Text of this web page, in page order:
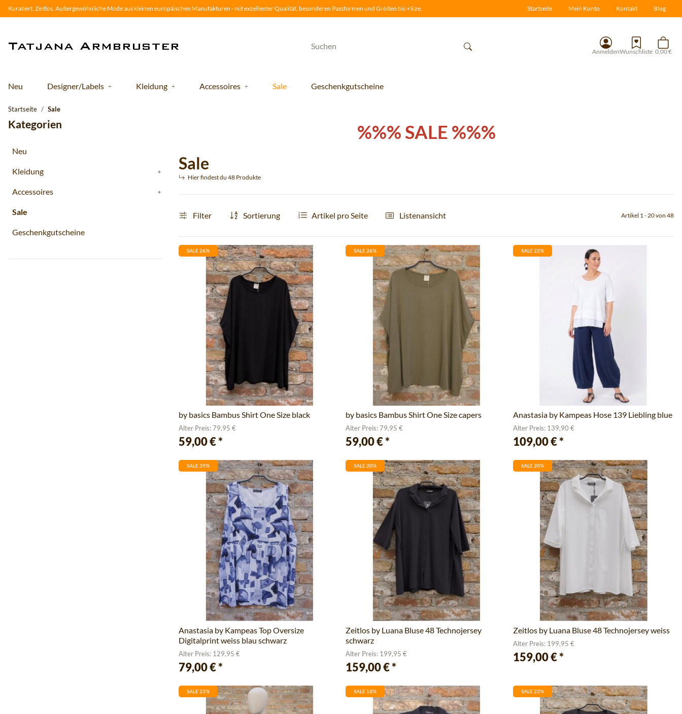
Kuratiert. Zeitlos. Außergewöhnliche Mode aus kleinen europäischen Manufakturen - mit exzellenter Qualität, besonderen Passformen und Größen bis +Size. Startseite Mein Konto Kontakt Blog
AnmeldenWunschliste 0,00 €
Neu Designer/Labels Kleidung Accessoires Sale Geschenkgutscheine
Startseite Sale
%%% SALE %%%
Sale
Hier findest du 48 Produkte
Filter Sortierung Artikel pro Seite Listenansicht Artikel 1 - 20 von 48
SALE 26%
by basics Bambus Shirt One Size black
Alter Preis: 79,95 €
59,00 €*
SALE 26%
by basics Bambus Shirt One Size capers
Alter Preis: 79,95 €
59,00 €*
SALE 22%
Anastasia by Kampeas Hose 139 Liebling blue
Alter Preis: 139,90 €
109,00 €*
SALE 39%
Anastasia by Kampeas Top Oversize
Digitalprint weiss blau schwarz
Alter Preis: 129,95 €
79,00 €*
SALE 20%
Zeitlos by Luana Bluse 48 Technojersey
schwarz
Alter Preis: 199,95 €
159,00 €*
SALE 20%
Zeitlos by Luana Bluse 48 Technojersey weiss
Alter Preis: 199,95 €
159,00 €*
SALE 23% SALE 18% SALE 22%
Kategorien
Neu
Kleidung
Accessoires
Sale
Geschenkgutscheine